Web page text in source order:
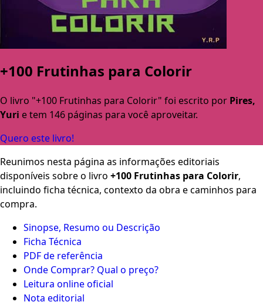
+100 Frutinhas para Colorir
O livro "+100 Frutinhas para Colorir" foi escrito por Pires,
Yuri e tem 146 páginas para você aproveitar.
Quero este livro!
Reunimos nesta página as informações editoriais
disponíveis sobre o livro +100 Frutinhas para Colorir,
incluindo ficha técnica, contexto da obra e caminhos para
compra.
Sinopse, Resumo ou Descrição
Ficha Técnica
PDF de referência
Onde Comprar? Qual o preço?
Leitura online oficial
Nota editorial